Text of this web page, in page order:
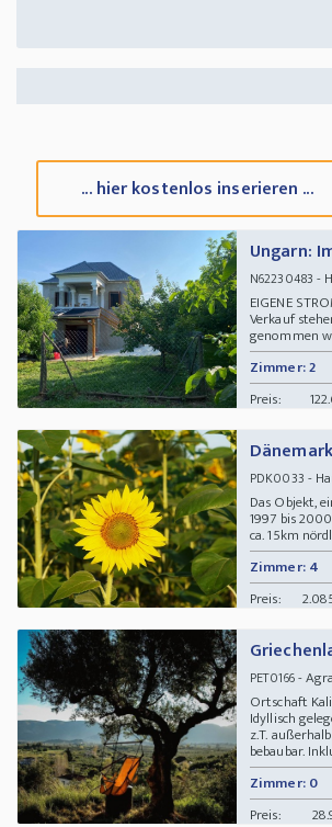
+++
... hier kostenlos inserieren ...
Ungarn:
N62230483 -
EIGENE
Verkauf
genommen
Zimmer: 2
Preis:
PDK0033 -
Das Objekt,
1997 bis
ca. 15km
Zimmer: 4
Preis:
PET0166-
Ortschaft
Idyllisch
z.T.
bebaubar.
Zimmer: 0
Preis: